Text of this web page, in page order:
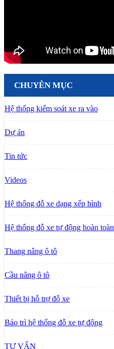
CHUYÊN MỤC
Hệ thống kiểm soát xe ra vào
Dự án
Tin tức
Videos
Hệ thống đỗ xe dạng xếp hình
Hệ thống đỗ xe tự động hoàn toàn
Thang nâng ô tô
Cầu nâng ô tô
Thiết bị hỗ trợ đỗ xe
Bảo trì hệ thống đỗ xe tự động
TƯ VẤN